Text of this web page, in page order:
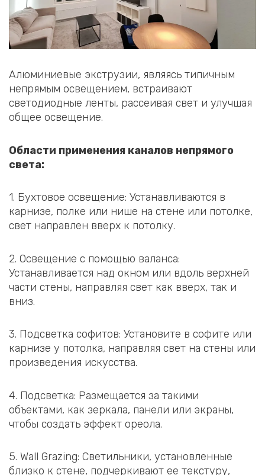
Алюминиевые экструзии, являясь типичным
непрямым освещением, встраивают
светодиодные ленты, рассеивая свет и улучшая
общее освещение.
Области применения каналов непрямого
света:
1. Бухтовое освещение: Устанавливаются в
карнизе, полке или нише на стене или потолке,
свет направлен вверх к потолку.
2. Освещение с помощью валанса:
Устанавливается над окном или вдоль верхней
части стены, направляя свет как вверх, так и
вниз.
3. Подсветка софитов: Установите в софите или
карнизе у потолка, направляя свет на стены или
произведения искусства.
4. Подсветка: Размещается за такими
объектами, как зеркала, панели или экраны,
чтобы создать эффект ореола.
5. Wall Grazing: Светильники, установленные
близко к стене, подчеркивают ее текстуру,